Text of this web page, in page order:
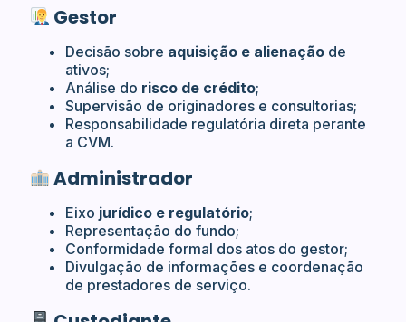
Gestor
Decisão sobre aquisição e alienação de
ativos;
Análise do risco de crédito;
Supervisão de originadores e consultorias;
Responsabilidade regulatória direta perante
a CVM.
Administrador
Eixo jurídico e regulatório;
Representação do fundo;
Conformidade formal dos atos do gestor;
Divulgação de informações e coordenação
de prestadores de serviço.